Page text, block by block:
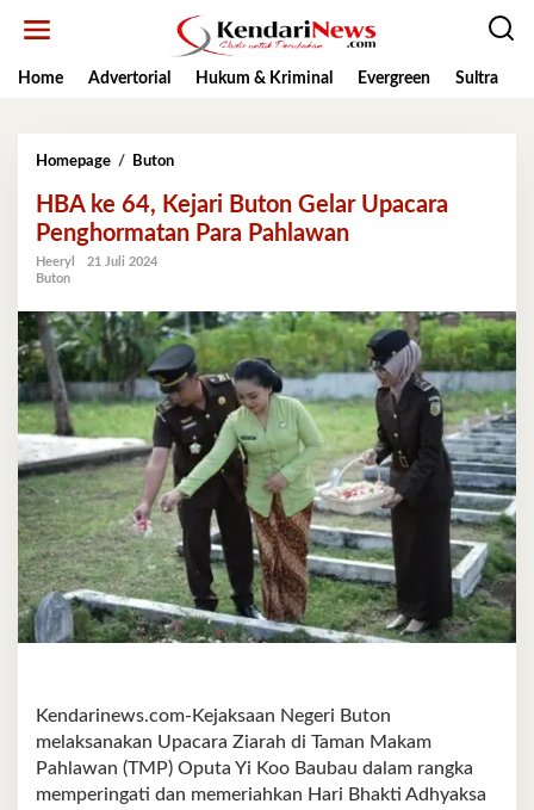
Home
Advertorial Hukum & Kriminal Evergreen Sultra
Homepage / ButonHBA
64,
Kejari
Buton
Penghormatan
Para
Pahlawan
HBA ke 64, Kejari Buton Gelar Upacara
Penghormatan Para Pahlawan
Heeryl
21 Juli 2024
Buton
Kendarinews.com-Kejaksaan Negeri Buton
melaksanakan Upacara Ziarah di Taman Makam
Pahlawan (TMP) Oputa Yi Koo Baubau dalam rangka
memperingati dan memeriahkan Hari Bhakti Adhyaksa